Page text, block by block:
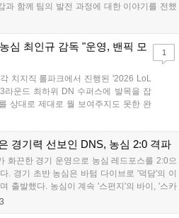
과 함께 팀의 발전 과정에 대한 이야기를 전했
에 대해 '두두'는 "진짜 오랜만에 거둔 2:0 승
심 최인규 감독 "운영, 밴픽 모
치지직 롤파크에서 진행된 '2026 LoL
라운드 최하위 DN 수퍼스에 발목을 잡
상대로 제대로 뭘 보여주지도 못한 완
농심 레드포스 최인규 감독과 '리헨즈'
1
경기력 선보인 DNS, 농심 2:0 격파
화끈한 경기 운영으로 농심 레드포스를 2:0으
. 경기 초반 농심은 바텀 다이브로 '덕담'의 이
출발했다. 농심이 계속 '스펀지'의 바이, '스카
며 초반부터 잡은 주도권을 계속 잘 굴렸다.